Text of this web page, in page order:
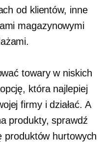
od klientów, inne
magazynowymi
towary w niskich
która najlepiej
firmy i działać. A
produkty, sprawdź
produktów hurtowych